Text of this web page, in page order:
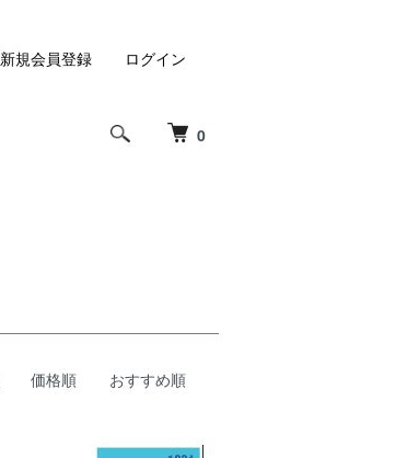
0
新規会員登録 ログイン
価格順 おすすめ順